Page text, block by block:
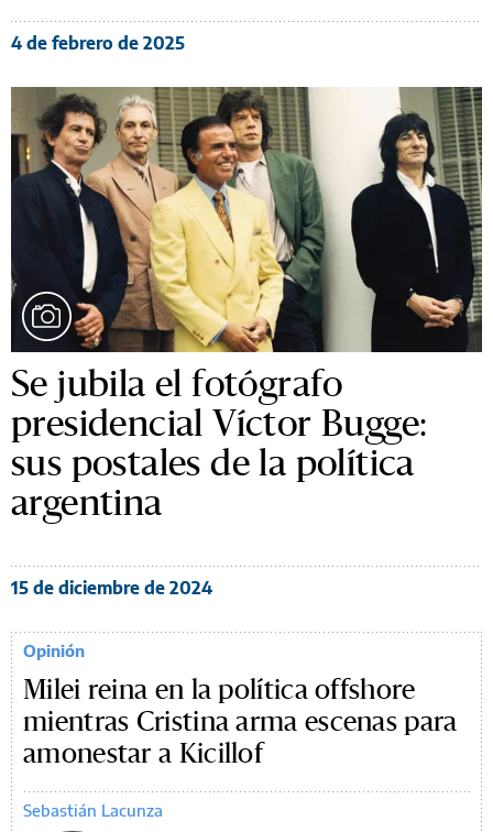
4 de febrero de 2025
Se jubila el fotógrafo
presidencial Víctor Bugge:
sus postales de la política
argentina
15 de diciembre de 2024
Opinión
Milei reina en la política offshore
mientras Cristina arma escenas para
amonestar a Kicillof
Sebastián Lacunza